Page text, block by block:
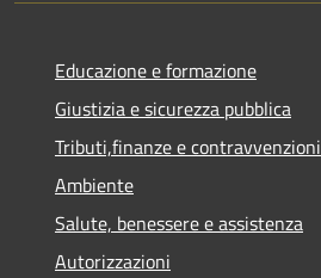
Educazione e formazione
Giustizia e sicurezza pubblica
Tributi,finanze e contravvenzioni
Ambiente
Salute, benessere e assistenza
Autorizzazioni